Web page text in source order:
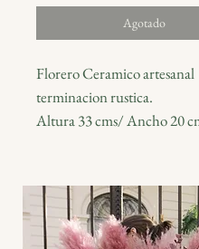
Agotado
Florero Ceramico artesanal
terminacion rustica.
Altura 33 cms/ Ancho 20